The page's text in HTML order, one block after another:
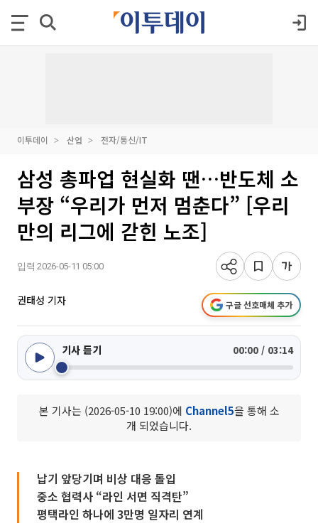
이투데이 산업 전자/통신/IT
삼성 총파업 현실화 땐…반도체 소
부장 “우리가 먼저 멈춘다” [우리
만의 리그에 갇힌 노조]
입력 2026-05-11 05:00
권태성 기자 구글 선호매체 추가
기사 듣기 00:00 / 03:14
본 기사는 (2026-05-10 19:00)에 Channel5을 통해 소
개 되었습니다.
납기 앞당기며 비상 대응 돌입
중소 협력사 “라인 서면 직격탄”
평택라인 하나에 3만명 일자리 연계